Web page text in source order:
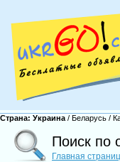
Страна: Украина / Беларусь /
Поиск по
Главная